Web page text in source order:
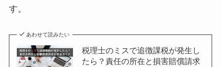
す。
あわせて読みたい
税理士のミスで追徴課税が発生し
たら？責任の所在と損害賠償請求